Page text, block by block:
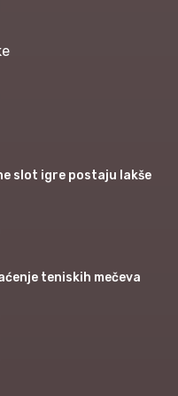
slot igre postaju lakše
teniskih mečeva